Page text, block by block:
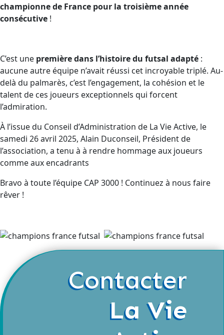
championne de France pour la troisième année
consécutive !
C’est une première dans l’histoire du futsal adapté :
aucune autre équipe n’avait réussi cet incroyable triplé. Au-
delà du palmarès, c’est l’engagement, la cohésion et le
talent de ces joueurs exceptionnels qui forcent
l’admiration.
À l’issue du Conseil d’Administration de La Vie Active, le
samedi 26 avril 2025, Alain Duconseil, Président de
l’association, a tenu à à rendre hommage aux joueurs
comme aux encadrants
Bravo à toute l’équipe CAP 3000 ! Continuez à nous faire
rêver !
Contacter
La Vie